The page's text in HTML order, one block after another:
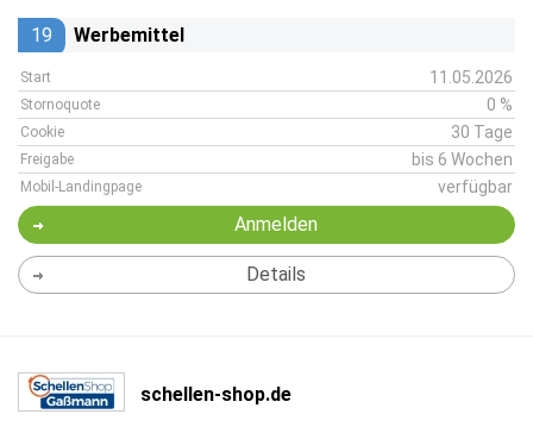
19 Werbemittel
Start 11.05.2026
Stornoquote 0 %
Cookie 30 Tage
Freigabe bis 6 Wochen
Mobil-Landingpage verfügbar
Anmelden
Details
schellen-shop.de